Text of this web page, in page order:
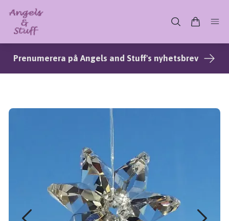
Prenumerera på Angels and Stuff's nyhetsbrev